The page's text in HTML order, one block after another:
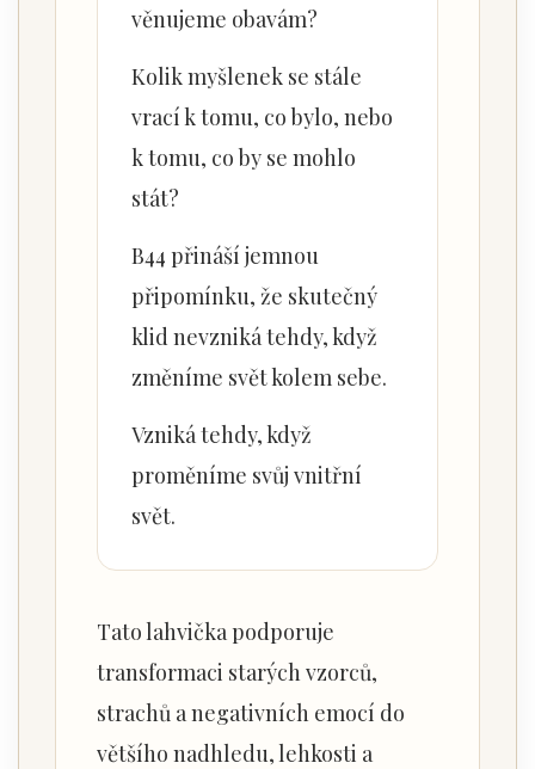
věnujeme obavám?
Kolik myšlenek se stále
vrací k tomu, co bylo, nebo
k tomu, co by se mohlo
stát?
B44 přináší jemnou
připomínku, že skutečný
klid nevzniká tehdy, když
změníme svět kolem sebe.
Vzniká tehdy, když
proměníme svůj vnitřní
svět.
Tato lahvička podporuje
transformaci starých vzorců,
strachů a negativních emocí do
většího nadhledu, lehkosti a